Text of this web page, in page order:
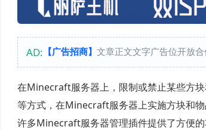
AD: 【广告招商】 文章正文文字广告位开放
在Minecraft服务器上，限制或禁止某些方
等方式，在Minecraft服务器上实施方块和
许多Minecraft服务器管理插件提供了方便